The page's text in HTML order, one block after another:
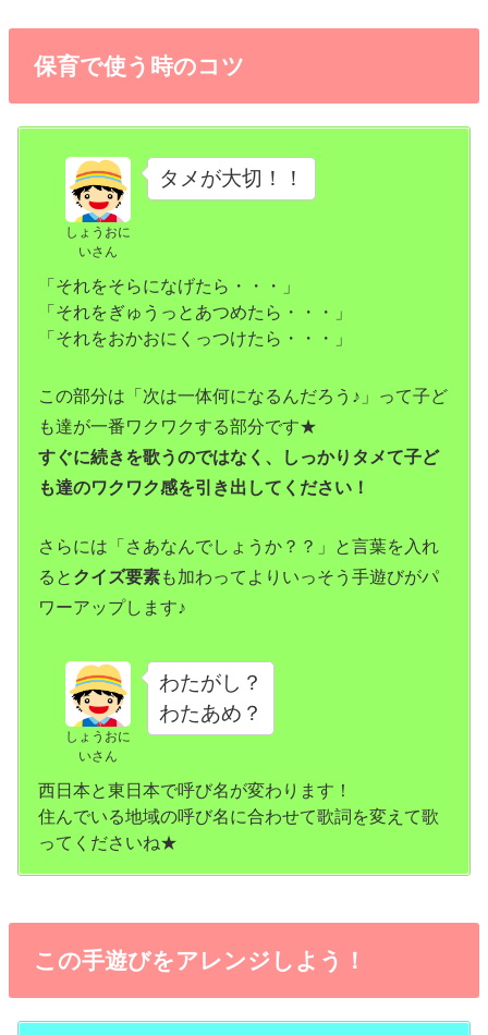
保育で使う時のコツ
しょうおに
いさん
タメが大切！！
「それをそらになげたら・・・」
「それをぎゅうっとあつめたら・・・」
「それをおかおにくっつけたら・・・」
この部分は「次は一体何になるんだろう♪」って子ど
も達が一番ワクワクする部分です★
すぐに続きを歌うのではなく、しっかりタメて子ど
も達のワクワク感を引き出してください！
さらには「さあなんでしょうか？？」と言葉を入れ
ると クイズ要素も加わってよりいっそう手遊びがパ
ワーアップします♪
しょうおに
いさん
わたがし？
わたあめ？
西日本と東日本で呼び名が変わります！
住んでいる地域の呼び名に合わせて歌詞を変えて歌
ってくださいね★
この手遊びをアレンジしよう！